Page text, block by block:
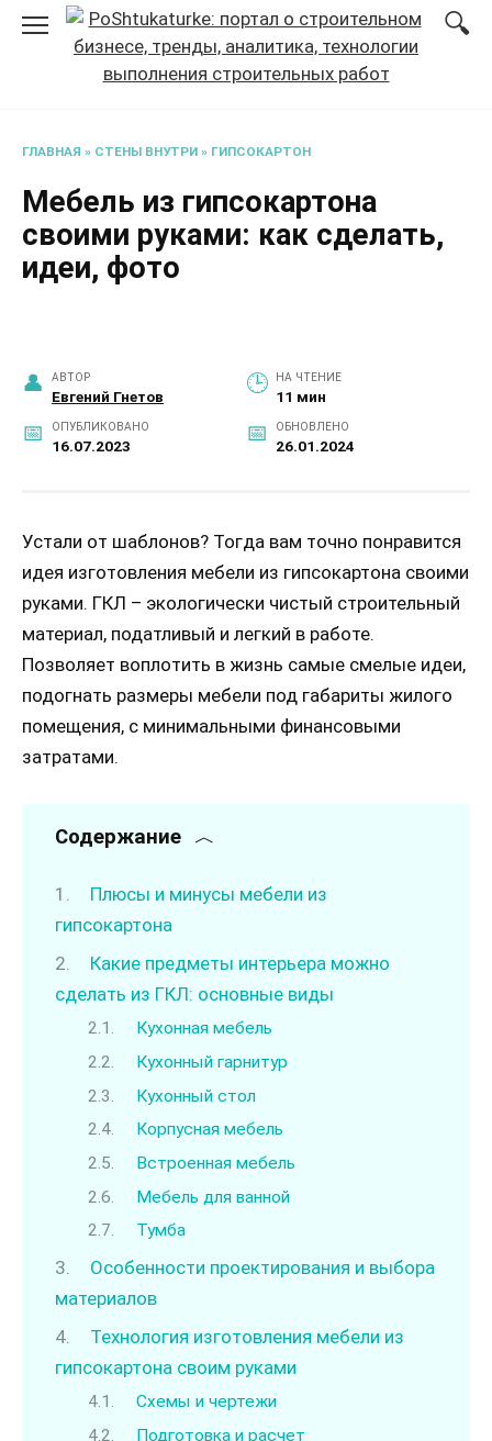
Перейти
содержанию
ГЛАВНАЯ » СТЕНЫ ВНУТРИ » ГИПСОКАРТОН
Мебель из гипсокартона
своими руками: как сделать,
идеи, фото
АВТОР
Евгений Гнетов
НА ЧТЕНИЕ
11 мин
ОПУБЛИКОВАНО
16.07.2023
ОБНОВЛЕНО
26.01.2024
Устали от шаблонов? Тогда вам точно понравится
идея изготовления мебели из гипсокартона своими
руками. ГКЛ – экологически чистый строительный
материал, податливый и легкий в работе.
Позволяет воплотить в жизнь самые смелые идеи,
подогнать размеры мебели под габариты жилого
помещения, с минимальными финансовыми
затратами.
Содержание
Плюсы и минусы мебели из
гипсокартона
Какие предметы интерьера можно
сделать из ГКЛ: основные виды
Кухонная мебель
Кухонный гарнитур
Кухонный стол
Корпусная мебель
Встроенная мебель
Мебель для ванной
Тумба
Особенности проектирования и выбора
материалов
Технология изготовления мебели из
гипсокартона своим руками
Схемы и чертежи
Подготовка и расчет